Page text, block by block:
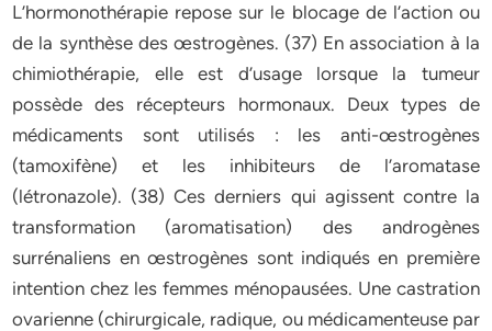
L’hormonothérapie repose sur le blocage de l’action ou
de la synthèse des œstrogènes. (37) En association à la
chimiothérapie, elle est d’usage lorsque la tumeur
possède des récepteurs hormonaux. Deux types de
médicaments sont utilisés : les anti-œstrogènes
(tamoxifène) et les inhibiteurs de l’aromatase
(létronazole). (38) Ces derniers qui agissent contre la
transformation (aromatisation) des androgènes
surrénaliens en œstrogènes sont indiqués en première
intention chez les femmes ménopausées. Une castration
ovarienne (chirurgicale, radique, ou médicamenteuse par